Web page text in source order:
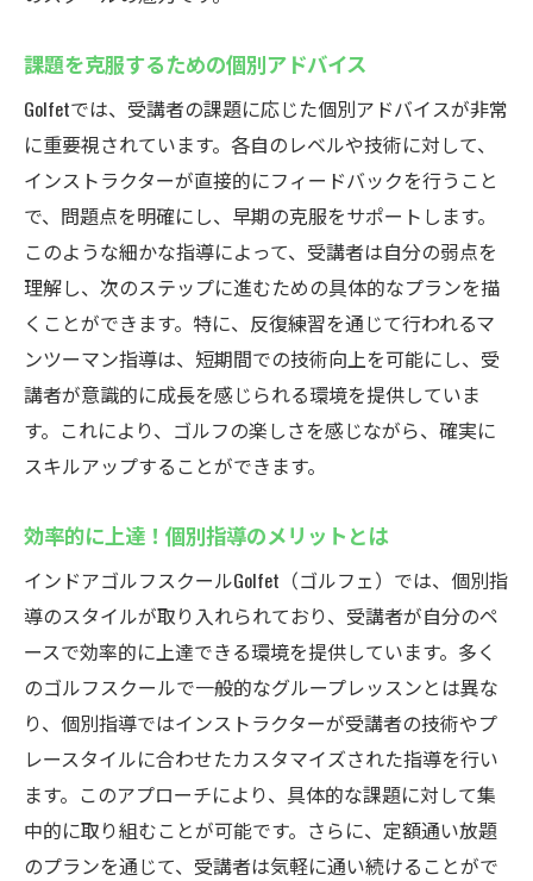
課題を克服するための個別アドバイス
Golfetでは、受講者の課題に応じた個別アドバイスが非常
に重要視されています。各自のレベルや技術に対して、
インストラクターが直接的にフィードバックを行うこと
で、問題点を明確にし、早期の克服をサポートします。
このような細かな指導によって、受講者は自分の弱点を
理解し、次のステップに進むための具体的なプランを描
くことができます。特に、反復練習を通じて行われるマ
ンツーマン指導は、短期間での技術向上を可能にし、受
講者が意識的に成長を感じられる環境を提供していま
す。これにより、ゴルフの楽しさを感じながら、確実に
スキルアップすることができます。
効率的に上達！個別指導のメリットとは
インドアゴルフスクールGolfet（ゴルフェ）では、個別指
導のスタイルが取り入れられており、受講者が自分のペ
ースで効率的に上達できる環境を提供しています。多く
のゴルフスクールで一般的なグループレッスンとは異な
り、個別指導ではインストラクターが受講者の技術やプ
レースタイルに合わせたカスタマイズされた指導を行い
ます。このアプローチにより、具体的な課題に対して集
中的に取り組むことが可能です。さらに、定額通い放題
のプランを通じて、受講者は気軽に通い続けることがで